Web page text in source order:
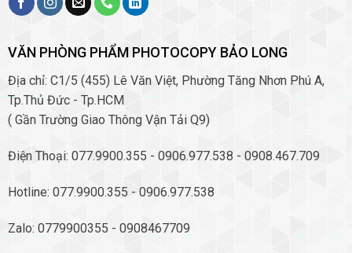
VĂN PHÒNG PHẨM PHOTOCOPY BẢO LONG
Địa chỉ: C1/5 (455) Lê Văn Việt, Phường Tăng Nhơn Phú A,
Tp.Thủ Đức - Tp.HCM
( Gần Trường Giao Thông Vận Tải Q9)
Điện Thoại: 077.9900.355 - 0906.977.538 - 0908.467.709
Hotline: 077.9900.355 - 0906.977.538
Zalo: 0779900355 - 0908467709